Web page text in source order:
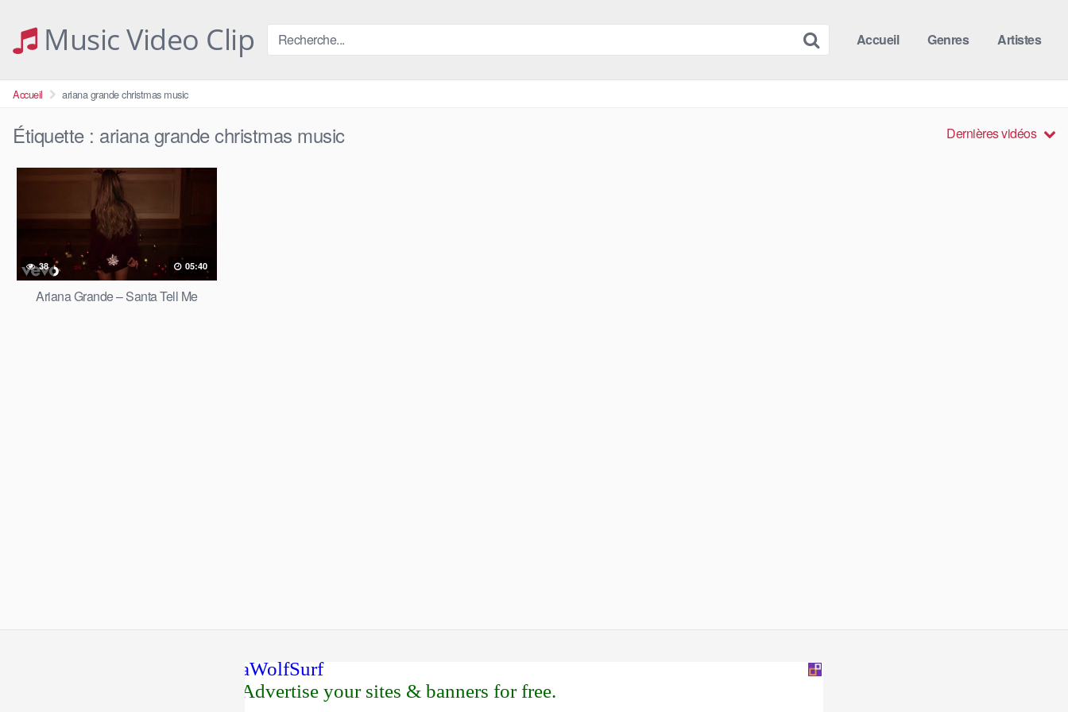
contentMusic Video Clip Accueil Genres Artistes
Accueil ariana grande christmas music
Étiquette : ariana grande christmas music Dernières vidéos
38 05:40
Ariana Grande – Santa Tell Me